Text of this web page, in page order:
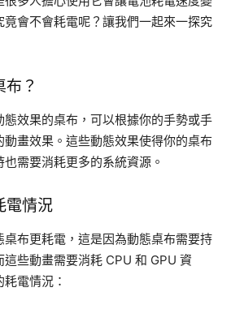
會不會耗電呢？讓我們一起來一探究
？
效果的桌布，可以根據你的手勢或手
畫效果。這些動態效果使得你的桌布
需要消耗更多的系統資源。
電情況
布更耗電，這是因為動態桌布需要持
些動畫需要消耗 CPU 和 GPU 資
電情況：